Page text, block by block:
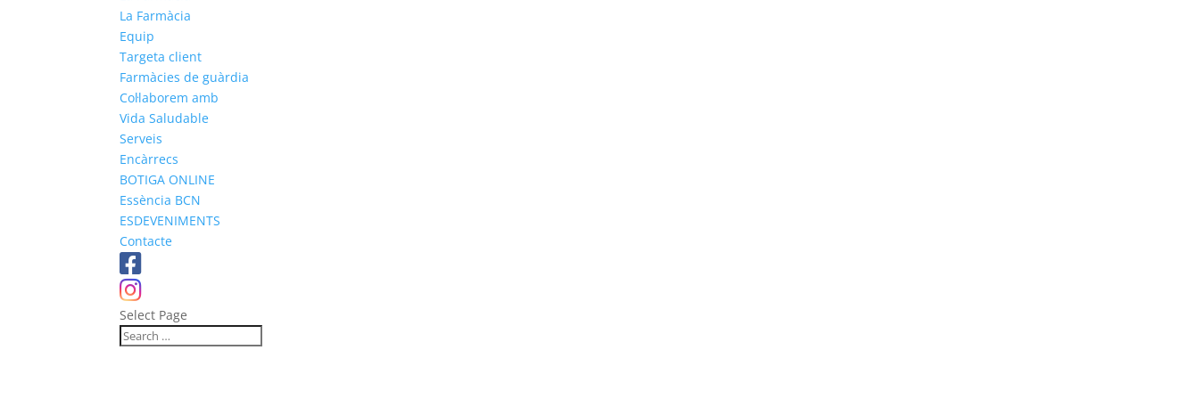
La Farmàcia
Equip
Targeta client
Farmàcies de guàrdia
Col·laborem amb
Vida Saludable
Serveis
Encàrrecs
BOTIGA ONLINE
Essència BCN
ESDEVENIMENTS
Contacte
Select Page